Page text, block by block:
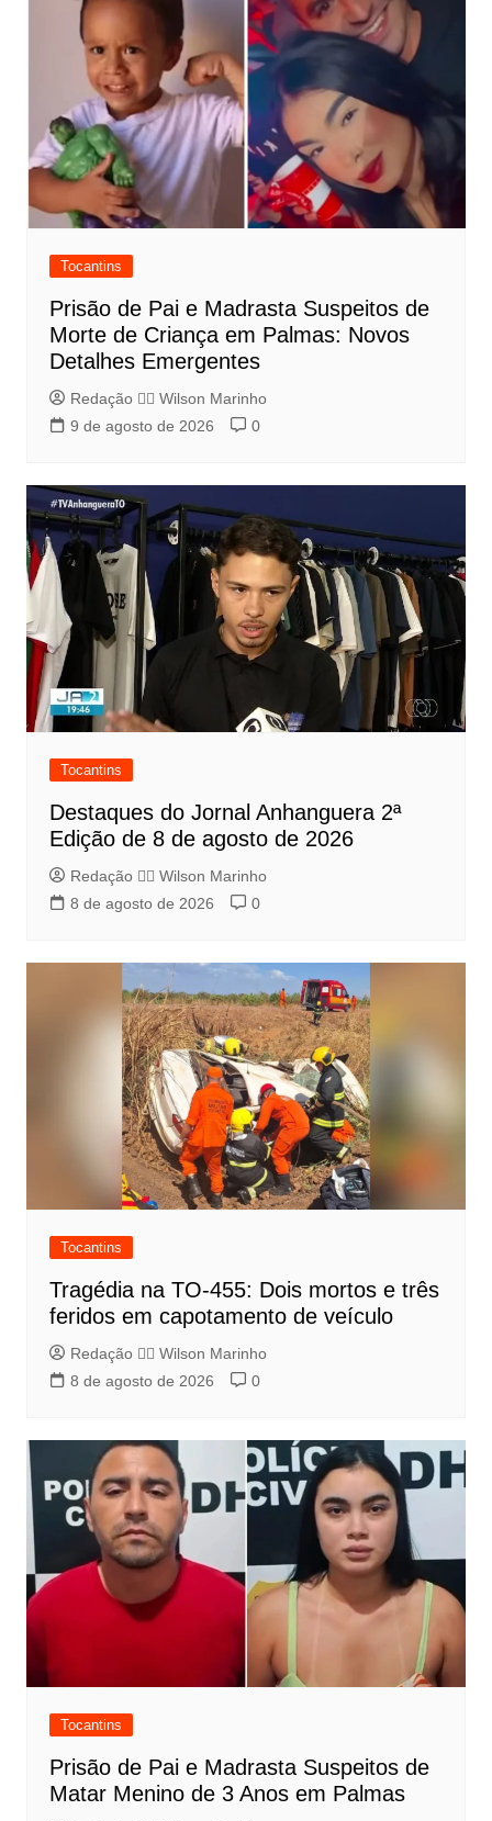
Tocantins
Prisão de Pai e Madrasta Suspeitos de
Morte de Criança em Palmas: Novos
Detalhes Emergentes
Redação 👨‍⚖️​ Wilson Marinho
9 de agosto de 2026
0
Tocantins
Destaques do Jornal Anhanguera 2ª
Edição de 8 de agosto de 2026
Redação 👨‍⚖️​ Wilson Marinho
8 de agosto de 2026
0
Tocantins
Tragédia na TO-455: Dois mortos e três
feridos em capotamento de veículo
Redação 👨‍⚖️​ Wilson Marinho
8 de agosto de 2026
0
Tocantins
Prisão de Pai e Madrasta Suspeitos de
Matar Menino de 3 Anos em Palmas